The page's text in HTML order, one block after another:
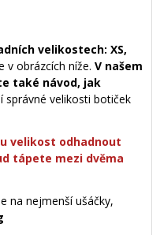
velikostech: XS,
v obrázcích níže. V našem
také návod, jak
správné velikosti botiček
velikost odhadnout
tápete mezi dvěma
na nejmenší ušáčky,